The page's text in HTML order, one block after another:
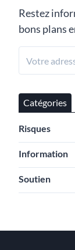
Restez
bons plans
Catégories
Risques
Information
Soutien